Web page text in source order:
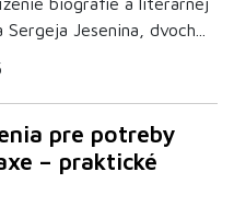
Jesenina, dvoch...
pre potreby
– praktické